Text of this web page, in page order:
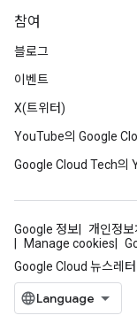
참여
블로그
이벤트
X(트위터)
YouTube의 Google
Google Cloud Tech의
Google 정보 개인정보
Manage cookies
Google Cloud 뉴스레터